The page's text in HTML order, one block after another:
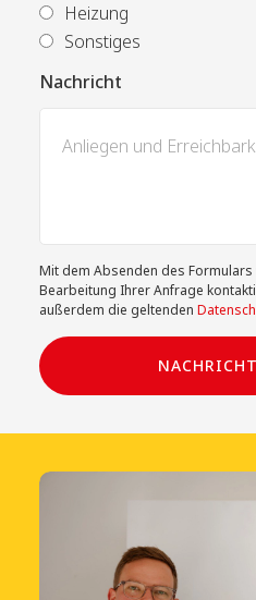
Heizung
Sonstiges
Nachricht
Mit dem Absenden des Formulars
Bearbeitung Ihrer Anfrage
außerdem die geltenden